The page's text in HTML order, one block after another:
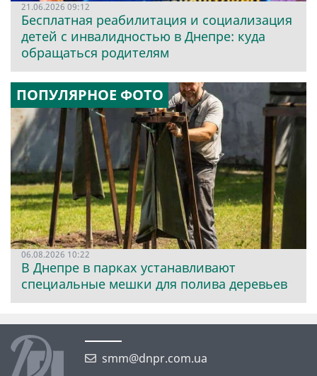
21.06.2026 09:12
Бесплатная реабилитация и социализация
детей с инвалидностью в Днепре: куда
обращаться родителям
ПОПУЛЯРНОЕ ФОТО
06.08.2026 10:22
В Днепре в парках устанавливают
специальные мешки для полива деревьев
smm@dnpr.com.ua